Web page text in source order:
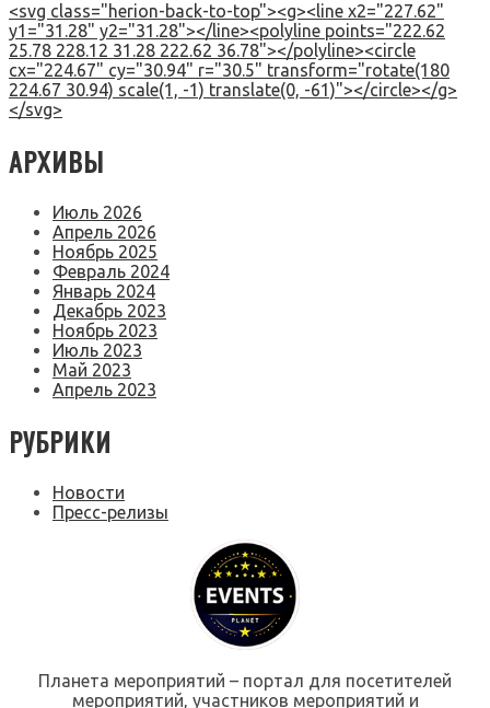
<svg class="herion-back-to-top"><g><line x2="227.62"
y1="31.28" y2="31.28"></line><polyline points="222.62
25.78 228.12 31.28 222.62 36.78"></polyline><circle
cx="224.67" cy="30.94" r="30.5" transform="rotate(180
224.67 30.94) scale(1, -1) translate(0, -61)"></circle></g>
</svg>
АРХИВЫ
Июль 2026
Апрель 2026
Ноябрь 2025
Февраль 2024
Январь 2024
Декабрь 2023
Ноябрь 2023
Июль 2023
Май 2023
Апрель 2023
РУБРИКИ
Новости
Пресс-релизы
Планета мероприятий – портал для посетителей
мероприятий, участников мероприятий и